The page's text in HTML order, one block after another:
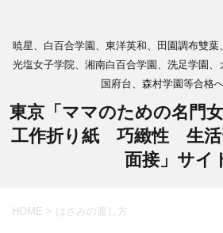
暁星、白百合学園、東洋英和、田園調布雙葉
光塩女子学院、湘南白百合学園、洗足学園、
国府台、森村学園等合格
東京「ママのための名門
工作折り紙 巧緻性 生
面接」サイ
HOME > はさみの渡し方